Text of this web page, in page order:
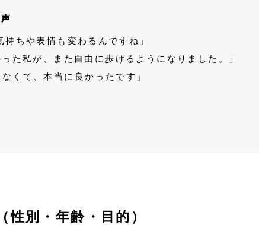
ちや表情も変わるんですね」
私が、また自由に歩けるようになりました。」
くて、本当に良かったです」
別・年齢・目的）